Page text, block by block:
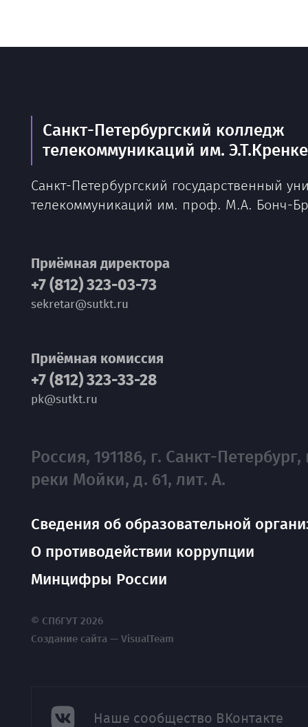
Санкт-Петербургский колледж
телекоммуникаций им.
Санкт-Петербургский государственный
телекоммуникаций им. проф. М.А. Бонч-
Приёмная директора
+7 (812) 323-03-73
sekretar@sutkt.ru
Приёмная комиссия
+7 (812) 323-33-28
pk@sutkt.ru
Россия, 191186, г. Санкт-Петербург,
реки Мойки, д. 61, лит. А.
Сведения об образовательной
О противодействии коррупции
Минцифры России
© СПбГУТ 2026
Создание сайта — VisualTeam
Наше сообщество ВКонтакте